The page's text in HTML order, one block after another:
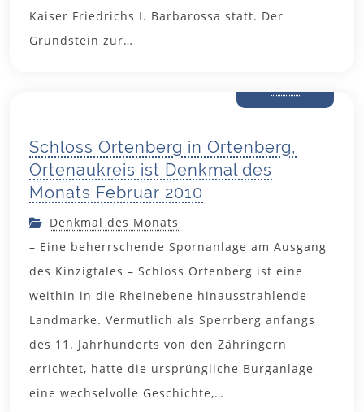
Kaiser Friedrichs I. Barbarossa statt. Der
Grundstein zur…
Schloss Ortenberg in Ortenberg,
Ortenaukreis ist Denkmal des
Monats Februar 2010
Denkmal des Monats
– Eine beherrschende Spornanlage am Ausgang
des Kinzigtales – Schloss Ortenberg ist eine
weithin in die Rheinebene hinausstrahlende
Landmarke. Vermutlich als Sperrberg anfangs
des 11. Jahrhunderts von den Zähringern
errichtet, hatte die ursprüngliche Burganlage
eine wechselvolle Geschichte,…